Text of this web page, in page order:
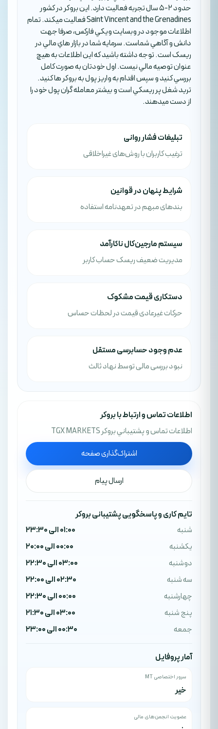
حدود 2-5 سال تجربه فعاليت دارد. اين بروکر در کشور
Saint Vincent and the Grenadines فعاليت ميکند. تمام
اطلاعات موجود در وبسايت ويکي فارکس، صرفا جهت
دانش و آگاهي شماست. سرمايه شما در بازار هاي مالي در
ريسک است. توجه داشته باشيد که اين اطلاعات به هيچ
عنوان توصيه مالي نيست. اول خودتان به صورت کامل
بررسي کنيد و سپس اقدام به واريز پول به بروکر ها کنيد.
تريد شغل پر ريسکي است و بيشتر معامله گران پول خود را
از دست ميدهند.
تبلیغات فشار روانی
ترغیب کاربران با روش‌های غیراخلاقی
شرایط پنهان در قوانین
بندهای مبهم در تعهدنامه استفاده
سیستم مارجین‌کال ناکارآمد
مدیریت ضعیف ریسک حساب کاربر
دستکاری قیمت مشکوک
حرکات غیرعادی قیمت در لحظات حساس
عدم وجود حسابرسی مستقل
نبود بررسی مالی توسط نهاد ثالث
اطلاعات تماس و ارتباط با بروکر
اطلاعات تماس و پشتيباني بروکر TGX MARKETS
اشتراک‌گذاری صفحه
ارسال پیام
تایم کاری و پاسخگویی پشتیبانی بروکر
شنبه
01:00 الی 23:30
یکشنبه
00:00 الی 20:00
دوشنبه
03:00 الی 22:30
سه شنبه
02:30 الی 22:00
چهارشنبه
00:00 الی 22:30
پنج شنبه
03:00 الی 21:30
جمعه
00:30 الی 23:00
آمار پروفایل
سرور اختصاصی MT
خیر
عضویت انجمن‌های مالی